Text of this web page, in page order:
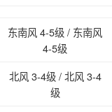
东南风 4-5级 / 东南风
4-5级
北风 3-4级 / 北风 3-4
级